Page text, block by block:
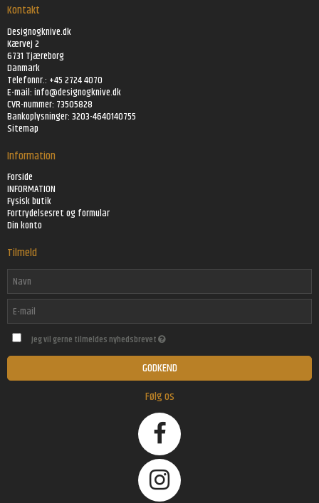
Kontakt
Designogknive.dk
Kærvej 2
6731 Tjæreborg
Danmark
Telefonnr.: +45 2724 4070
E-mail:info@designogknive.dk
CVR-nummer: 73505828
Bankoplysninger: 3203-4640140755
Sitemap
Information
Forside
INFORMATION
Fysisk butik
Fortrydelsesret og formular
Din konto
Tilmeld
Jeg vil gerne tilmeldes nyhedsbrevet
GODKEND
Følg os